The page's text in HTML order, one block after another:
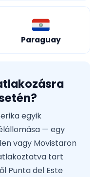
Paraguay
egyik
— egy
vagy Movistaron
tart
Punta del Este